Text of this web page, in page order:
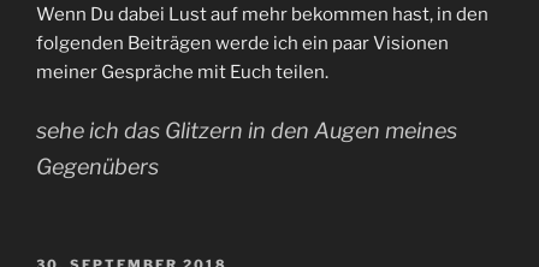
Wenn Du dabei Lust auf mehr bekommen hast, in den
folgenden Beiträgen werde ich ein paar Visionen
meiner Gespräche mit Euch teilen.
sehe ich das Glitzern in den Augen meines
Gegenübers